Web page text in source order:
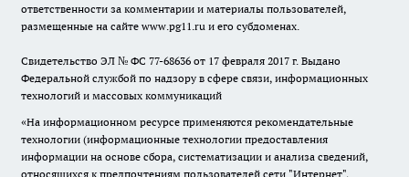
ответственности за комментарии и материалы пользователей,
размещенные на сайте www.pg11.ru и его субдоменах.
Свидетельство ЭЛ № ФС 77-68636 от 17 февраля 2017 г. Выдано
Федеральной службой по надзору в сфере связи, информационных
технологий и массовых коммуникаций
«На информационном ресурсе применяются рекомендательные
технологии (информационные технологии предоставления
информации на основе сбора, систематизации и анализа сведений,
относящихся к предпочтениям пользователей сети "Интернет",